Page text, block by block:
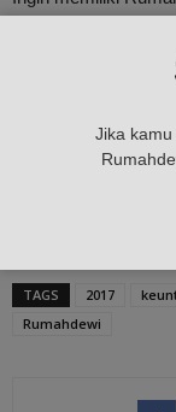
Manfaatkan
tidak harus
Cara
TAGS 2017
Rumahdewi
Jika